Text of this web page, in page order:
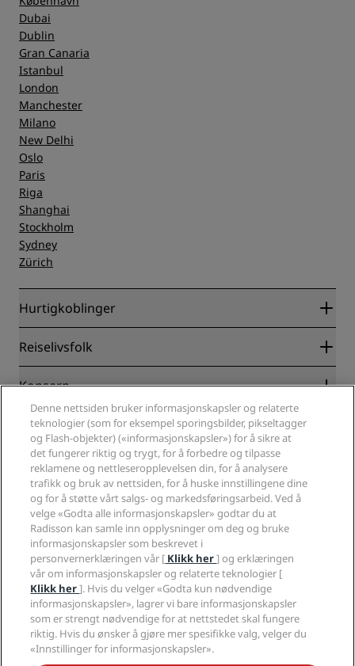
Dubai
Dublin
Gran Canaria
Istanbul
London
Manchester
Milano
New Delhi
Oslo
Paris
Riga
Shanghai
Stockholm
Sydney
Zürich
Hurtigkoblinger
Radisson Rewards
Blog
Nye hoteller og hoteller under utvikling
Radisson Hotels APP
Sportsgodkjente hoteller
Familievennlige hoteller
Helse og sikkerhet
Reiselivsfolk
Partnere
Konsern
Radisson Hotel Group
Presse
Jobb i RHG
Jobb i PPHE
Karriere EHL
The Club by RHG
Utviklingsmuligheter
Ansvarlig virksomhet
Innkjøp
Juridisk
Personvernsenter
Juridisk informasjon
Vilkår og betingelser for Radisson Rewards
Avtale om nettstedsbruk
Digital tilgjengelighet
Erklæring om moderne slaveri
Redegjørelse om våre aktsomhetsvuderinger
Hjelp
Forbrukervarsler
Kontakt
VANLIGE SPØRSMÅL
Sidekart
Sosiale medier
Radisson Hotels-merker
Denne nettsiden bruker informasjonskapsler og relaterte
teknologier (som for eksempel sporingsbilder, pikseltagger
og Flash-objekter) («informasjonskapsler») for å sikre at
det fungerer riktig og trygt, for å forbedre og tilpasse
reklamene og nettleseropplevelsen din, for å analysere
trafikk og bruk av nettsiden, for å huske innstillingene dine
og for å støtte vårt salgs- og markedsføringsarbeid. Ved å
velge «Godta alle informasjonskapsler» godtar du at
Radisson kan samle inn opplysninger om deg og bruke
informasjonskapsler som beskrevet i
personvernerklæringen vår [ Klikk her] og erklæringen
vår om informasjonskapsler og relaterte teknologier [
Klikk her]. Hvis du velger «Godta kun nødvendige
informasjonskapsler», lagrer vi bare informasjonskapsler
som er strengt nødvendige for at nettstedet skal fungere
riktig. Hvis du ønsker å gjøre mer spesifikke valg, velger du
«Innstillinger for informasjonskapsler».